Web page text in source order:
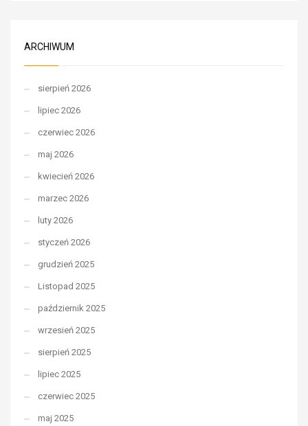
ARCHIWUM
sierpień 2026
lipiec 2026
czerwiec 2026
maj 2026
kwiecień 2026
marzec 2026
luty 2026
styczeń 2026
grudzień 2025
Listopad 2025
październik 2025
wrzesień 2025
sierpień 2025
lipiec 2025
czerwiec 2025
maj 2025